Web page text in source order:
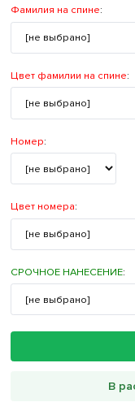
Фамилия на спине:
Цвет фамилии на спине:
Номер:
Цвет номера:
СРОЧНОЕ НАНЕСЕНИЕ:
В